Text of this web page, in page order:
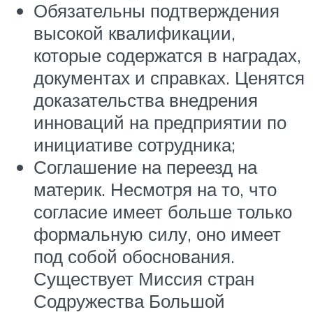
Обязательны подтверждения
высокой квалификации,
которые содержатся в наградах,
документах и справках. Ценятся
доказательства внедрения
инноваций на предприятии по
инициативе сотрудника;
Соглашение на переезд на
материк. Несмотря на то, что
согласие имеет больше только
формальную силу, оно имеет
под собой обоснования.
Существует Миссия стран
Содружества Большой